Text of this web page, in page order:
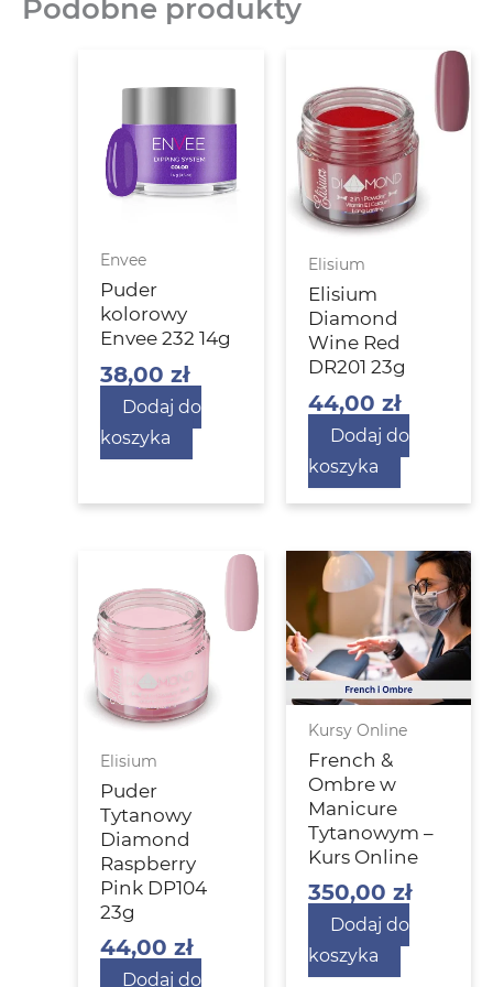
Podobne produkty
Envee
Puder
kolorowy
Envee 232 14g
38,00zł
Dodaj do
koszyka
Elisium
Elisium
Diamond
Wine Red
DR201 23g
44,00 zł
Dodaj do
koszyka
Elisium
Puder
Tytanowy
Diamond
Raspberry
Pink DP104
23g
44,00zł
Dodaj do
Kursy Online
French &
Ombre w
Manicure
Tytanowym –
Kurs Online
350,00 zł
Dodaj do
koszyka